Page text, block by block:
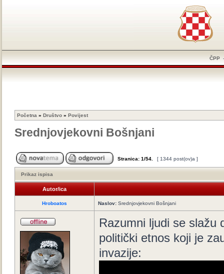
ČPP
Početna » Društvo » Povijest
Srednjovjekovni Bošnjani
Stranica: 1/54 [ 1344 post(ov)a ]
Prikaz ispisa
Autor/ica
Hroboatos Naslov: Srednjovjekovni Bošnjani
Razumni ljudi se slažu
politički etnos koji je
invazije: